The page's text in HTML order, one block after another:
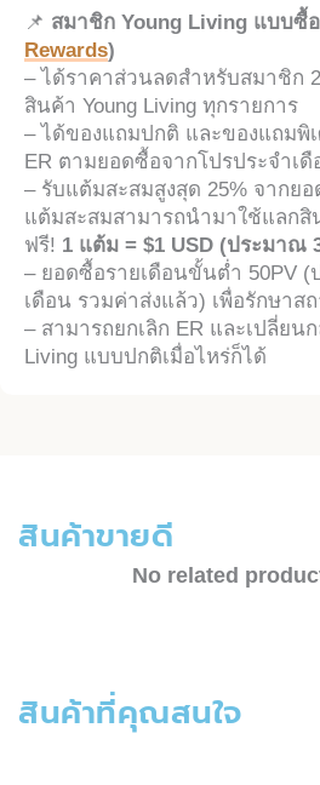
📌 สมาชิก Young Living แบบซื้
Rewards)
– ได้ราคาส่วนลดสำหรับสมาชิก
สินค้า Young Living ทุกรายการ
– ได้ของแถมปกติ และของแถมพิ
ER ตามยอดซื้อจากโปรประจำเดื
– รับแต้มสะสมสูงสุด 25% จากย
แต้มสะสมสามารถนำมาใช้แลกสิ
ฟรี! 1 แต้ม = $1 USD (ประมาณ
– ยอดซื้อรายเดือนขั้นต่ำ 50PV
เดือน รวมค่าส่งแล้ว) เพื่อรักษาส
– สามารถยกเลิก ER และเปลี่ยน
Living แบบปกติเมื่อไหร่ก็ได้
สินค้าขายดี
No related
สินค้าที่คุณสนใจ